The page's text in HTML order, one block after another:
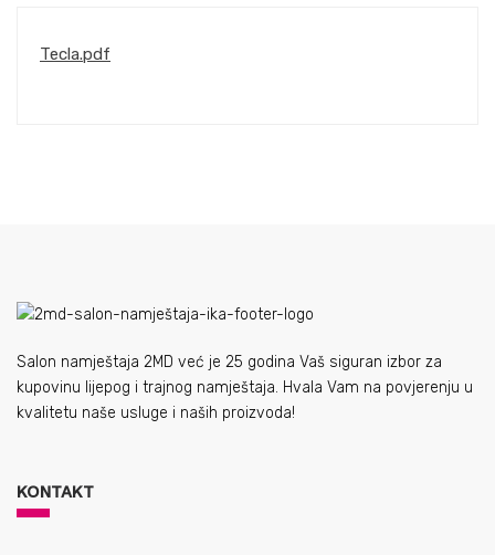
Tecla.pdf
Salon namještaja 2MD već je 25 godina Vaš siguran izbor za
kupovinu lijepog i trajnog namještaja. Hvala Vam na povjerenju u
kvalitetu naše usluge i naših proizvoda!
KONTAKT